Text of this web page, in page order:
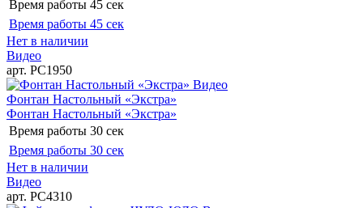
Время работы 45 сек
Время работы 45 сек
Нет в наличии
Видео
арт. РС1950
Видео
Фонтан Настольный «Экстра»
Фонтан Настольный «Экстра»
Время работы 30 сек
Время работы 30 сек
Нет в наличии
Видео
арт. РС4310